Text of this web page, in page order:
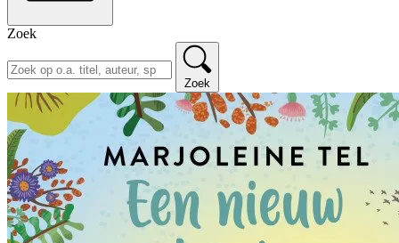
Zoek
Zoek